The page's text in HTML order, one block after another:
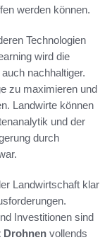
werden können.
Technologien
wird die
nachhaltiger.
zu maximieren und
Landwirte können
und der
durch
Landwirtschaft klar
Investitionen sind
Drohnen vollends